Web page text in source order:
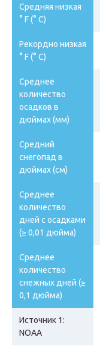
Средняя низкая
° F (° C)
Рекордно низкая
° F (° C)
Среднее
количество
осадков в
дюймах (мм)
Средний
снегопад в
дюймах (см)
Среднее
количество
дней с осадками
(≥ 0,01 дюйма)
Среднее
количество
снежных дней (≥
0,1 дюйма)
Источник 1:
NOAA